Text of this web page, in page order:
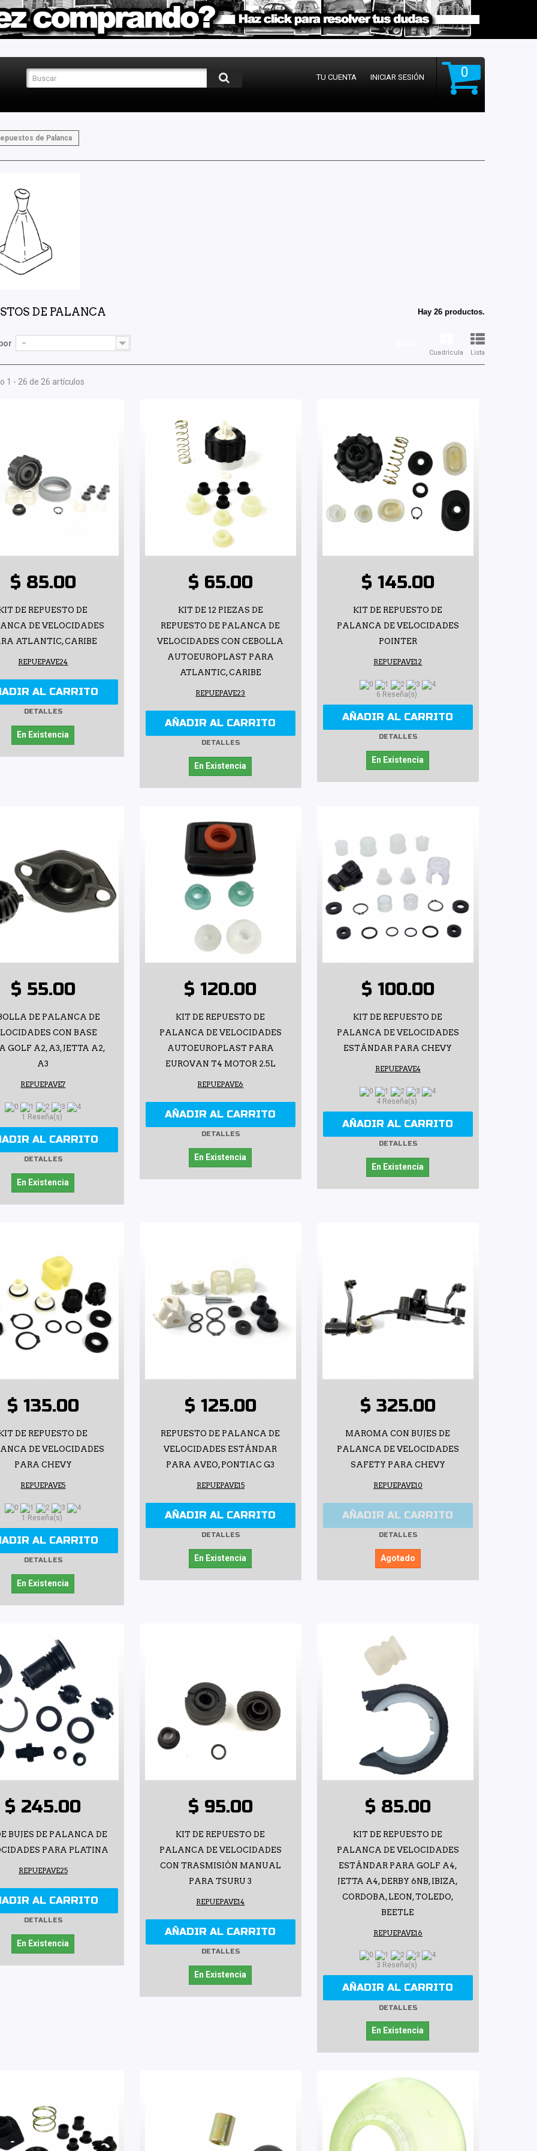
0
TU CUENTA INICIAR SESIÓN
de Palanca
DE PALANCA Hay 26 productos.
Cuadrícula Lista
--
1 - 26 de 26 artículos
$ 85.00
DE REPUESTO DE
DE VELOCIDADES
ATLANTIC, CARIBE
REPUEPAVE24
AL CARRITO
DETALLES
En Existencia
$ 65.00
KIT DE 12 PIEZAS DE
REPUESTO DE PALANCA DE
VELOCIDADES CON CEBOLLA
AUTOEUROPLAST PARA
ATLANTIC, CARIBE
REPUEPAVE23
AÑADIR AL CARRITO
DETALLES
En Existencia
$ 145.00
KIT DE REPUESTO DE
PALANCA DE VELOCIDADES
POINTER
REPUEPAVE12
6 Reseña(s)
AÑADIR AL CARRITO
DETALLES
En Existencia
$ 55.00
DE PALANCA DE
CON BASE
GOLF A2, A3, JETTA A2,
A3
REPUEPAVE7
1 Reseña(s)
AL CARRITO
DETALLES
En Existencia
$ 120.00
KIT DE REPUESTO DE
PALANCA DE VELOCIDADES
AUTOEUROPLAST PARA
EUROVAN T4 MOTOR 2.5L
REPUEPAVE6
AÑADIR AL CARRITO
DETALLES
En Existencia
$ 100.00
KIT DE REPUESTO DE
PALANCA DE VELOCIDADES
ESTÁNDAR PARA CHEVY
REPUEPAVE4
4 Reseña(s)
AÑADIR AL CARRITO
DETALLES
En Existencia
$ 135.00
DE REPUESTO DE
DE VELOCIDADES
PARA CHEVY
REPUEPAVE5
1 Reseña(s)
AL CARRITO
DETALLES
En Existencia
$ 125.00
REPUESTO DE PALANCA DE
VELOCIDADES ESTÁNDAR
PARA AVEO, PONTIAC G3
REPUEPAVE15
AÑADIR AL CARRITO
DETALLES
En Existencia
$ 325.00
MAROMA CON BUJES DE
PALANCA DE VELOCIDADES
SAFETY PARA CHEVY
REPUEPAVE10
AÑADIR AL CARRITO
DETALLES
Agotado
$ 245.00
BUJES DE PALANCA DE
PARA PLATINA
REPUEPAVE25
AL CARRITO
DETALLES
En Existencia
$ 95.00
KIT DE REPUESTO DE
PALANCA DE VELOCIDADES
CON TRASMISIÓN MANUAL
PARA TSURU 3
REPUEPAVE14
AÑADIR AL CARRITO
DETALLES
En Existencia
$ 85.00
KIT DE REPUESTO DE
PALANCA DE VELOCIDADES
ESTÁNDAR PARA GOLF A4,
JETTA A4, DERBY 6NB, IBIZA,
CORDOBA, LEON, TOLEDO,
BEETLE
REPUEPAVE16
3 Reseña(s)
AÑADIR AL CARRITO
DETALLES
En Existencia